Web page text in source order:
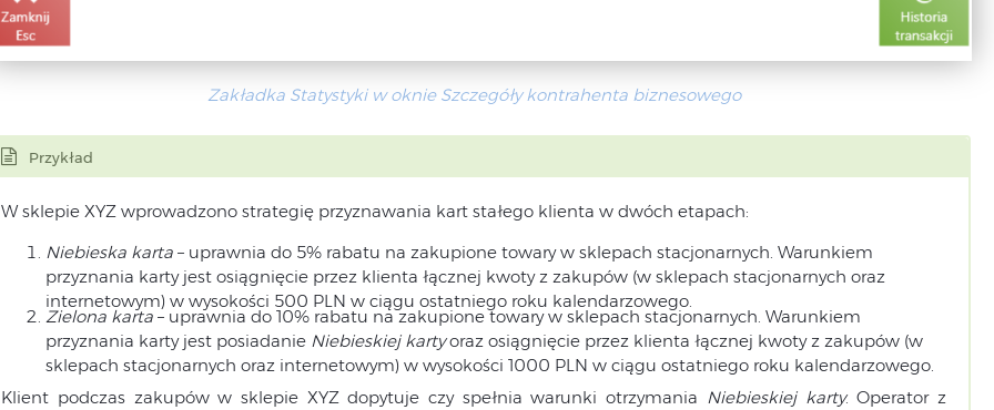
Zakładka Statystyki w oknie Szczegóły kontrahenta biznesowego
Przykład
W sklepie XYZ wprowadzono strategię przyznawania kart stałego klienta w dwóch etapach:
Niebieska karta – uprawnia do 5% rabatu na zakupione towary w sklepach stacjonarnych. Warunkiem
przyznania karty jest osiągnięcie przez klienta łącznej kwoty z zakupów (w sklepach stacjonarnych oraz
internetowym) w wysokości 500 PLN w ciągu ostatniego roku kalendarzowego.
Zielona karta – uprawnia do 10% rabatu na zakupione towary w sklepach stacjonarnych. Warunkiem
przyznania karty jest posiadanie Niebieskiej kartyoraz osiągnięcie przez klienta łącznej kwoty z zakupów (w
sklepach stacjonarnych oraz internetowym) w wysokości 1000 PLN w ciągu ostatniego roku kalendarzowego.
Klient podczas zakupów w sklepie XYZ dopytuje czy spełnia warunki otrzymania Niebieskiej karty. Operator z